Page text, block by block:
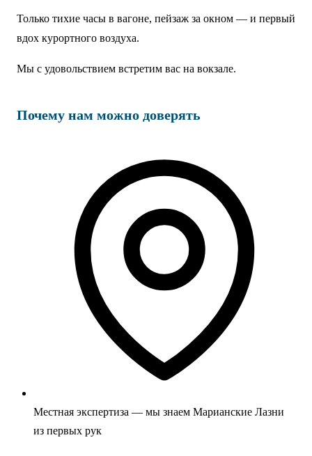
Только тихие часы в вагоне, пейзаж за окном — и первый
вдох курортного воздуха.
Мы с удовольствием встретим вас на вокзале.
Почему нам можно доверять
Местная экспертиза — мы знаем Марианские Лазни
из первых рук